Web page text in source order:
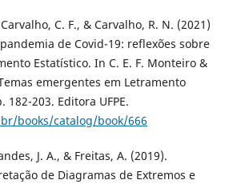
C. F., & Carvalho, R. N. (2021)
de Covid-19: reflexões sobre
Estatístico. In C. E. F. Monteiro &
emergentes em Letramento
182-203. Editora UFPE.
books/catalog/book/666
J. A., & Freitas, A. (2019).
de Diagramas de Extremos e